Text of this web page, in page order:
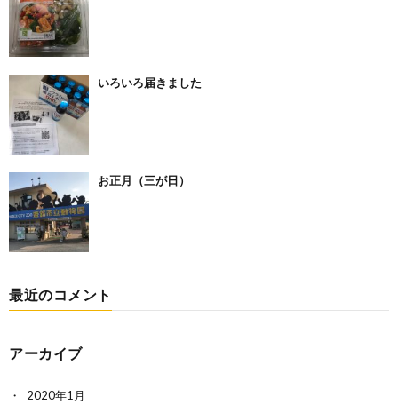
いろいろ届きました
お正月（三が日）
最近のコメント
アーカイブ
2020年1月